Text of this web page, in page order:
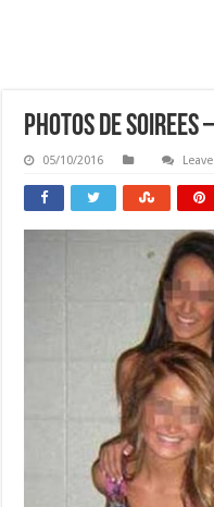
Photos De Soirees
05/10/2016